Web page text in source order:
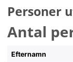
Personer
Antal
Efternamn